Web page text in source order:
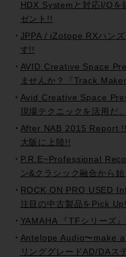
HDX Systemと対応I/Oを
ゼント!!
JPPA / iZotope RXハン
す!!
AVID Creative Space
ませんか？『Track
Avid Creative Space
現場テクニックを活用だ
After NAB 2015 Report !!
大阪に上陸!!
P.R.E~Professional
ン&クラシック融合から
ROCK ON PRO USED
注目の中古製品をPick
YAMAHA 『TFシリーズ
Antelope Audio〜make
リンググレードAD/DAス